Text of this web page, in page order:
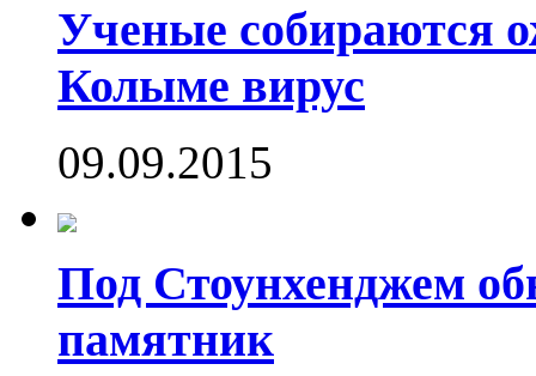
Ученые собираются
Колыме вирус
09.09.2015
Под Стоунхенджем
памятник